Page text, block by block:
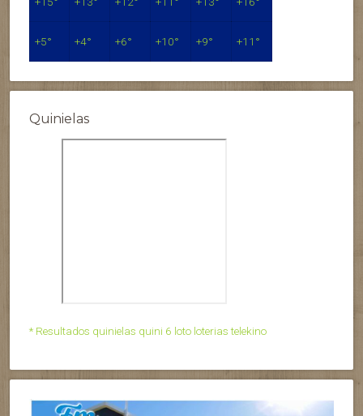
+5° +4° +6° +10° +9° +11°
Quinielas
* Resultados quinielas quini 6 loto loterias telekino